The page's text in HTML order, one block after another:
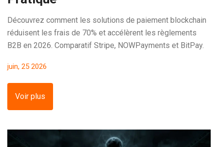
Découvrez comment les solutions de paiement blockchain
réduisent les frais de 70% et accélèrent les règlements
B2B en 2026. Comparatif Stripe, NOWPayments et BitPay.
juin, 25 2026
Voir plus